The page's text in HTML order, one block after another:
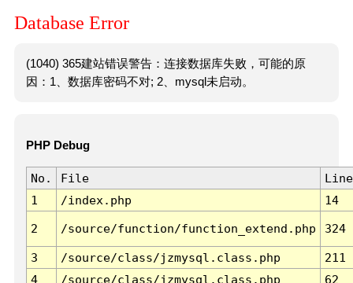
Database Error
(1040) 365建站错误警告：连接数据库失败，可能的原
因：1、数据库密码不对; 2、mysql未启动。
PHP Debug
No. File
Line
1
/index.php 14
2 /source/function/function_extend.php 324
3 /source/class/jzmysql.class.php
211
4
/source/class/jzmysql.class.php
62